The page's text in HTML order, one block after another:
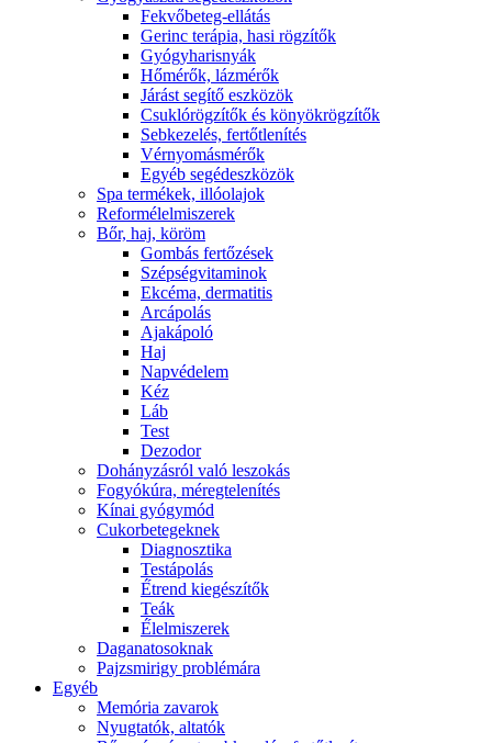
Fekvőbeteg-ellátás
Gerinc terápia, hasi rögzítők
Gyógyharisnyák
Hőmérők, lázmérők
Járást segítő eszközök
Csuklórögzítők és könyökrögzítők
Sebkezelés, fertőtlenítés
Vérnyomásmérők
Egyéb segédeszközök
Spa termékek, illóolajok
Reformélelmiszerek
Bőr, haj, köröm
Gombás fertőzések
Szépségvitaminok
Ekcéma, dermatitis
Arcápolás
Ajakápoló
Haj
Napvédelem
Kéz
Láb
Test
Dezodor
Dohányzásról való leszokás
Fogyókúra, méregtelenítés
Kínai gyógymód
Cukorbetegeknek
Diagnosztika
Testápolás
É́trend kiegészítők
Teák
É́lelmiszerek
Daganatosoknak
Pajzsmirigy problémára
Egyéb
Memória zavarok
Nyugtatók, altatók